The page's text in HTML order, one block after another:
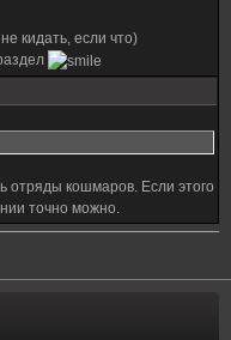
кидать, если что)
отряды кошмаров. Если этого
точно можно.